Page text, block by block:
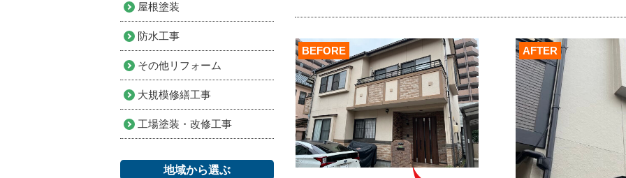
AFTER
BEFORE
屋根塗装
防水工事
その他リフォーム
大規模修繕工事
工場塗装・改修工事
地域から選ぶ